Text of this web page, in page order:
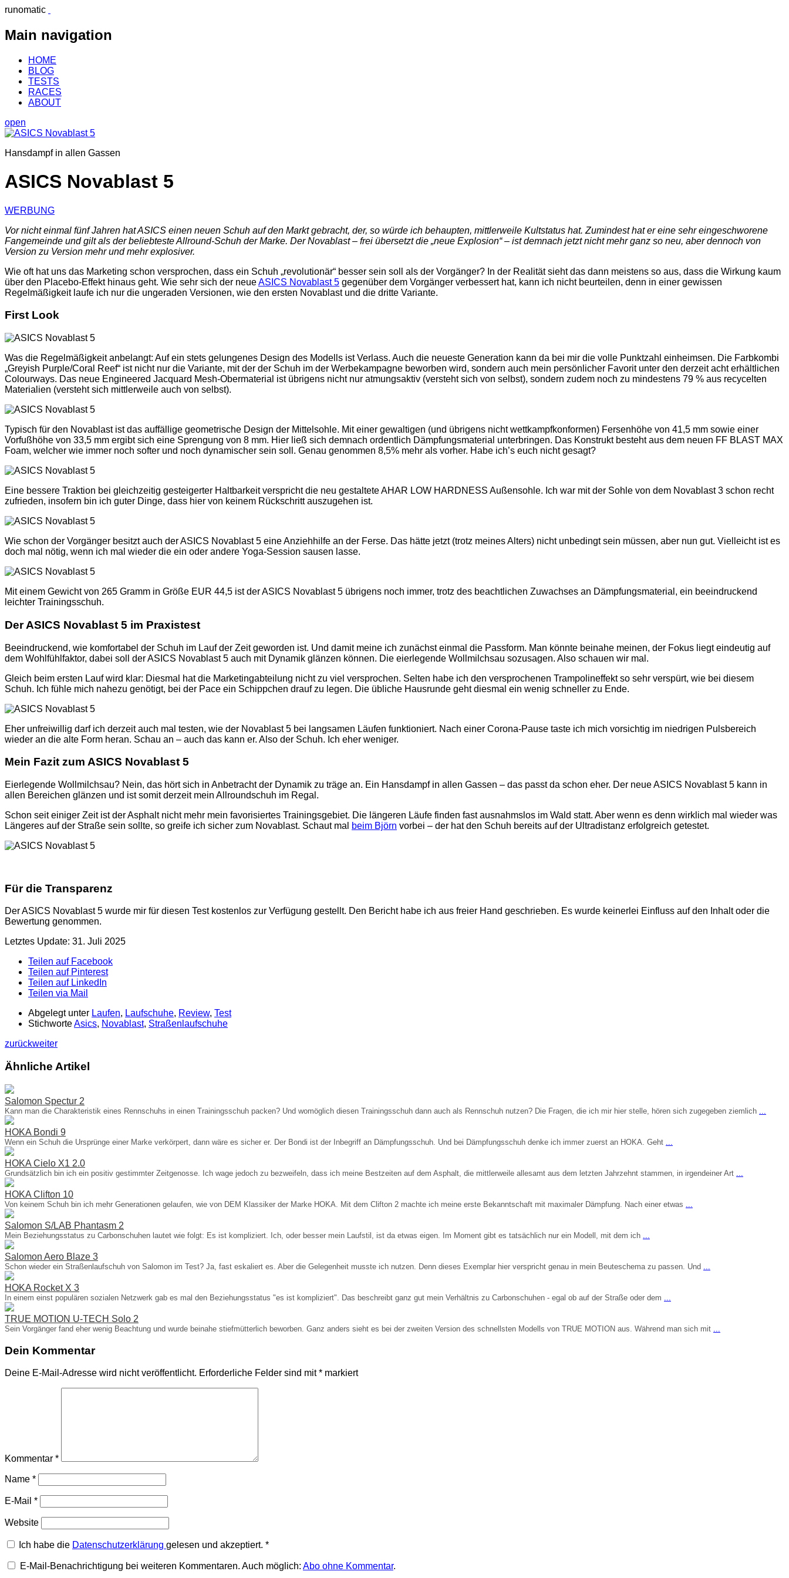
runomatic
Main navigation
HOME
BLOG
TESTS
RACES
ABOUT
open
Hansdampf in allen Gassen
ASICS Novablast 5
WERBUNG
Vor nicht einmal fünf Jahren hat ASICS einen neuen Schuh auf den Markt gebracht, der, so würde ich behaupten, mittlerweile Kultstatus hat. Zumindest hat er eine sehr eingeschworene
Fangemeinde und gilt als der beliebteste Allround-Schuh der Marke. Der Novablast – frei übersetzt die „neue Explosion“ – ist demnach jetzt nicht mehr ganz so neu, aber dennoch von
Version zu Version mehr und mehr explosiver.
Wie oft hat uns das Marketing schon versprochen, dass ein Schuh „revolutionär“ besser sein soll als der Vorgänger? In der Realität sieht das dann meistens so aus, dass die Wirkung kaum
über den Placebo-Effekt hinaus geht. Wie sehr sich der neueASICS Novablast 5 gegenüber dem Vorgänger verbessert hat, kann ich nicht beurteilen, denn in einer gewissen
Regelmäßigkeit laufe ich nur die ungeraden Versionen, wie den ersten Novablast und die dritte Variante.
First Look
Was die Regelmäßigkeit anbelangt: Auf ein stets gelungenes Design des Modells ist Verlass. Auch die neueste Generation kann da bei mir die volle Punktzahl einheimsen. Die Farbkombi
„Greyish Purple/Coral Reef“ ist nicht nur die Variante, mit der der Schuh im der Werbekampagne beworben wird, sondern auch mein persönlicher Favorit unter den derzeit acht erhältlichen
Colourways. Das neue Engineered Jacquard Mesh-Obermaterial ist übrigens nicht nur atmungsaktiv (versteht sich von selbst), sondern zudem noch zu mindestens 79 % aus recycelten
Materialien (versteht sich mittlerweile auch von selbst).
Typisch für den Novablast ist das auffällige geometrische Design der Mittelsohle. Mit einer gewaltigen (und übrigens nicht wettkampfkonformen) Fersenhöhe von 41,5 mm sowie einer
Vorfußhöhe von 33,5 mm ergibt sich eine Sprengung von 8 mm. Hier ließ sich demnach ordentlich Dämpfungsmaterial unterbringen. Das Konstrukt besteht aus dem neuen FF BLAST MAX
Foam, welcher wie immer noch softer und noch dynamischer sein soll. Genau genommen 8,5% mehr als vorher. Habe ich’s euch nicht gesagt?
Eine bessere Traktion bei gleichzeitig gesteigerter Haltbarkeit verspricht die neu gestaltete AHAR LOW HARDNESS Außensohle. Ich war mit der Sohle von dem Novablast 3 schon recht
zufrieden, insofern bin ich guter Dinge, dass hier von keinem Rückschritt auszugehen ist.
Wie schon der Vorgänger besitzt auch der ASICS Novablast 5 eine Anziehhilfe an der Ferse. Das hätte jetzt (trotz meines Alters) nicht unbedingt sein müssen, aber nun gut. Vielleicht ist es
doch mal nötig, wenn ich mal wieder die ein oder andere Yoga-Session sausen lasse.
Mit einem Gewicht von 265 Gramm in Größe EUR 44,5 ist der ASICS Novablast 5 übrigens noch immer, trotz des beachtlichen Zuwachses an Dämpfungsmaterial, ein beeindruckend
leichter Trainingsschuh.
Der ASICS Novablast 5 im Praxistest
Beeindruckend, wie komfortabel der Schuh im Lauf der Zeit geworden ist. Und damit meine ich zunächst einmal die Passform. Man könnte beinahe meinen, der Fokus liegt eindeutig auf
dem Wohlfühlfaktor, dabei soll der ASICS Novablast 5 auch mit Dynamik glänzen können. Die eierlegende Wollmilchsau sozusagen. Also schauen wir mal.
Gleich beim ersten Lauf wird klar: Diesmal hat die Marketingabteilung nicht zu viel versprochen. Selten habe ich den versprochenen Trampolineffekt so sehr verspürt, wie bei diesem
Schuh. Ich fühle mich nahezu genötigt, bei der Pace ein Schippchen drauf zu legen. Die übliche Hausrunde geht diesmal ein wenig schneller zu Ende.
Eher unfreiwillig darf ich derzeit auch mal testen, wie der Novablast 5 bei langsamen Läufen funktioniert. Nach einer Corona-Pause taste ich mich vorsichtig im niedrigen Pulsbereich
wieder an die alte Form heran. Schau an – auch das kann er. Also der Schuh. Ich eher weniger.
Mein Fazit zum ASICS Novablast 5
Eierlegende Wollmilchsau? Nein, das hört sich in Anbetracht der Dynamik zu träge an. Ein Hansdampf in allen Gassen – das passt da schon eher. Der neue ASICS Novablast 5 kann in
allen Bereichen glänzen und ist somit derzeit mein Allroundschuh im Regal.
Schon seit einiger Zeit ist der Asphalt nicht mehr mein favorisiertes Trainingsgebiet. Die längeren Läufe finden fast ausnahmslos im Wald statt. Aber wenn es denn wirklich mal wieder was
Längeres auf der Straße sein sollte, so greife ich sicher zum Novablast. Schaut mal
beim Björn vorbei – der hat den Schuh bereits auf der Ultradistanz erfolgreich getestet.
Für die Transparenz
Der ASICS Novablast 5 wurde mir für diesen Test kostenlos zur Verfügung gestellt. Den Bericht habe ich aus freier Hand geschrieben. Es wurde keinerlei Einfluss auf den Inhalt oder die
Bewertung genommen.
Letztes Update: 31. Juli 2025
Teilen auf Facebook
Teilen auf Pinterest
Teilen auf LinkedIn
Teilen via Mail
Abgelegt unter Laufen, Laufschuhe, Review, Test
StichworteAsics, Novablast, Straßenlaufschuhe
zurückweiter
Ähnliche Artikel
Salomon Spectur 2
Kann man die Charakteristik eines Rennschuhs in einen Trainingsschuh packen? Und womöglich diesen Trainingsschuh dann auch als Rennschuh nutzen? Die Fragen, die ich mir hier stelle, hören sich zugegeben ziemlich
HOKA Bondi 9
Wenn ein Schuh die Ursprünge einer Marke verkörpert, dann wäre es sicher er. Der Bondi ist der Inbegriff an Dämpfungsschuh. Und bei Dämpfungsschuh denke ich immer zuerst an HOKA. Geht
HOKA Cielo X1 2.0
Grundsätzlich bin ich ein positiv gestimmter Zeitgenosse. Ich wage jedoch zu bezweifeln, dass ich meine Bestzeiten auf dem Asphalt, die mittlerweile allesamt aus dem letzten Jahrzehnt stammen, in irgendeiner Art
HOKA Clifton 10
Von keinem Schuh bin ich mehr Generationen gelaufen, wie von DEM Klassiker der Marke HOKA. Mit dem Clifton 2 machte ich meine erste Bekanntschaft mit maximaler Dämpfung. Nach einer etwas
Salomon S/LAB Phantasm 2
Mein Beziehungsstatus zu Carbonschuhen lautet wie folgt: Es ist kompliziert. Ich, oder besser mein Laufstil, ist da etwas eigen. Im Moment gibt es tatsächlich nur ein Modell, mit dem ich
Salomon Aero Blaze 3
Schon wieder ein Straßenlaufschuh von Salomon im Test? Ja, fast eskaliert es. Aber die Gelegenheit musste ich nutzen. Denn dieses Exemplar hier verspricht genau in mein Beuteschema zu passen. Und
HOKA Rocket X 3
In einem einst populären sozialen Netzwerk gab es mal den Beziehungsstatus "es ist kompliziert". Das beschreibt ganz gut mein Verhältnis zu Carbonschuhen - egal ob auf der Straße oder dem
TRUE MOTION U-TECH Solo 2
Sein Vorgänger fand eher wenig Beachtung und wurde beinahe stiefmütterlich beworben. Ganz anders sieht es bei der zweiten Version des schnellsten Modells von TRUE MOTION aus. Während man sich mit
Dein Kommentar
Deine E-Mail-Adresse wird nicht veröffentlicht. Erforderliche Felder sind mit* markiert
Kommentar *
Name *
E-Mail *
Website
Ich habe die Datenschutzerklärung gelesen und akzeptiert. *
E-Mail-Benachrichtigung bei weiteren Kommentaren. Auch möglich: Abo ohne Kommentar.